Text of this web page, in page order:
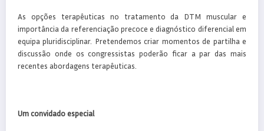
As opções terapêuticas no tratamento da DTM muscular e
importância da referenciação precoce e diagnóstico diferencial em
equipa pluridisciplinar. Pretendemos criar momentos de partilha e
discussão onde os congressistas poderão ficar a par das mais
recentes abordagens terapêuticas.
Um convidado especial